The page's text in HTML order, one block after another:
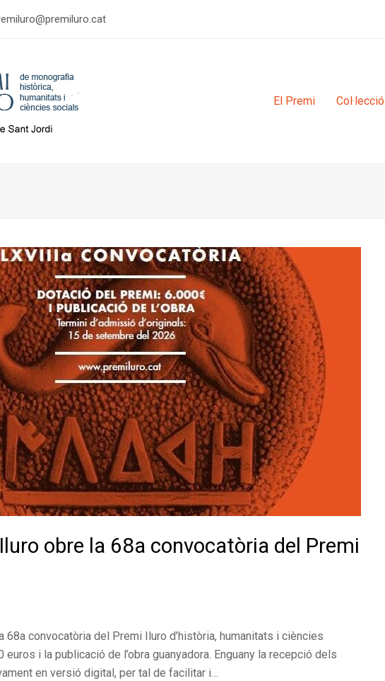
tac.orulimerp
El Premi Col·lecció
obre la 68a convocatòria del Premi
68a convocatòria del Premi Iluro d’història, humanitats i ciències
i la publicació de l’obra guanyadora. Enguany la recepció dels
en versió digital, per tal de facilitar i…